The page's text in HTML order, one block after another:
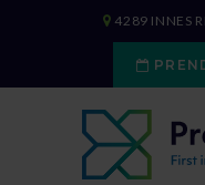
4289 INNES